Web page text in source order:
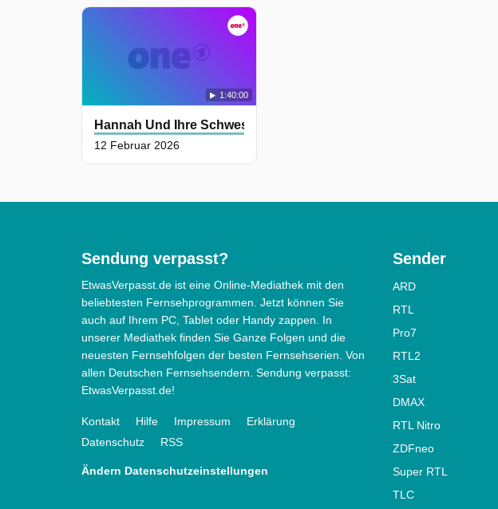
1:40:00
Hannah Und Ihre Schwestern
12 Februar 2026
Sendung verpasst?
EtwasVerpasst.de ist eine Online-Mediathek mit den
beliebtesten Fernsehprogrammen. Jetzt können Sie
auch auf Ihrem PC, Tablet oder Handy zappen. In
unserer Mediathek finden Sie Ganze Folgen und die
neuesten Fernsehfolgen der besten Fernsehserien. Von
allen Deutschen Fernsehsendern. Sendung verpasst:
EtwasVerpasst.de!
Kontakt Hilfe Impressum
Erklärung
Datenschutz
RSS
Ändern Datenschutzeinstellungen
Sender
ARD
RTL
Pro7
RTL2
3Sat
DMAX
RTL Nitro
ZDFneo
Super RTL
TLC